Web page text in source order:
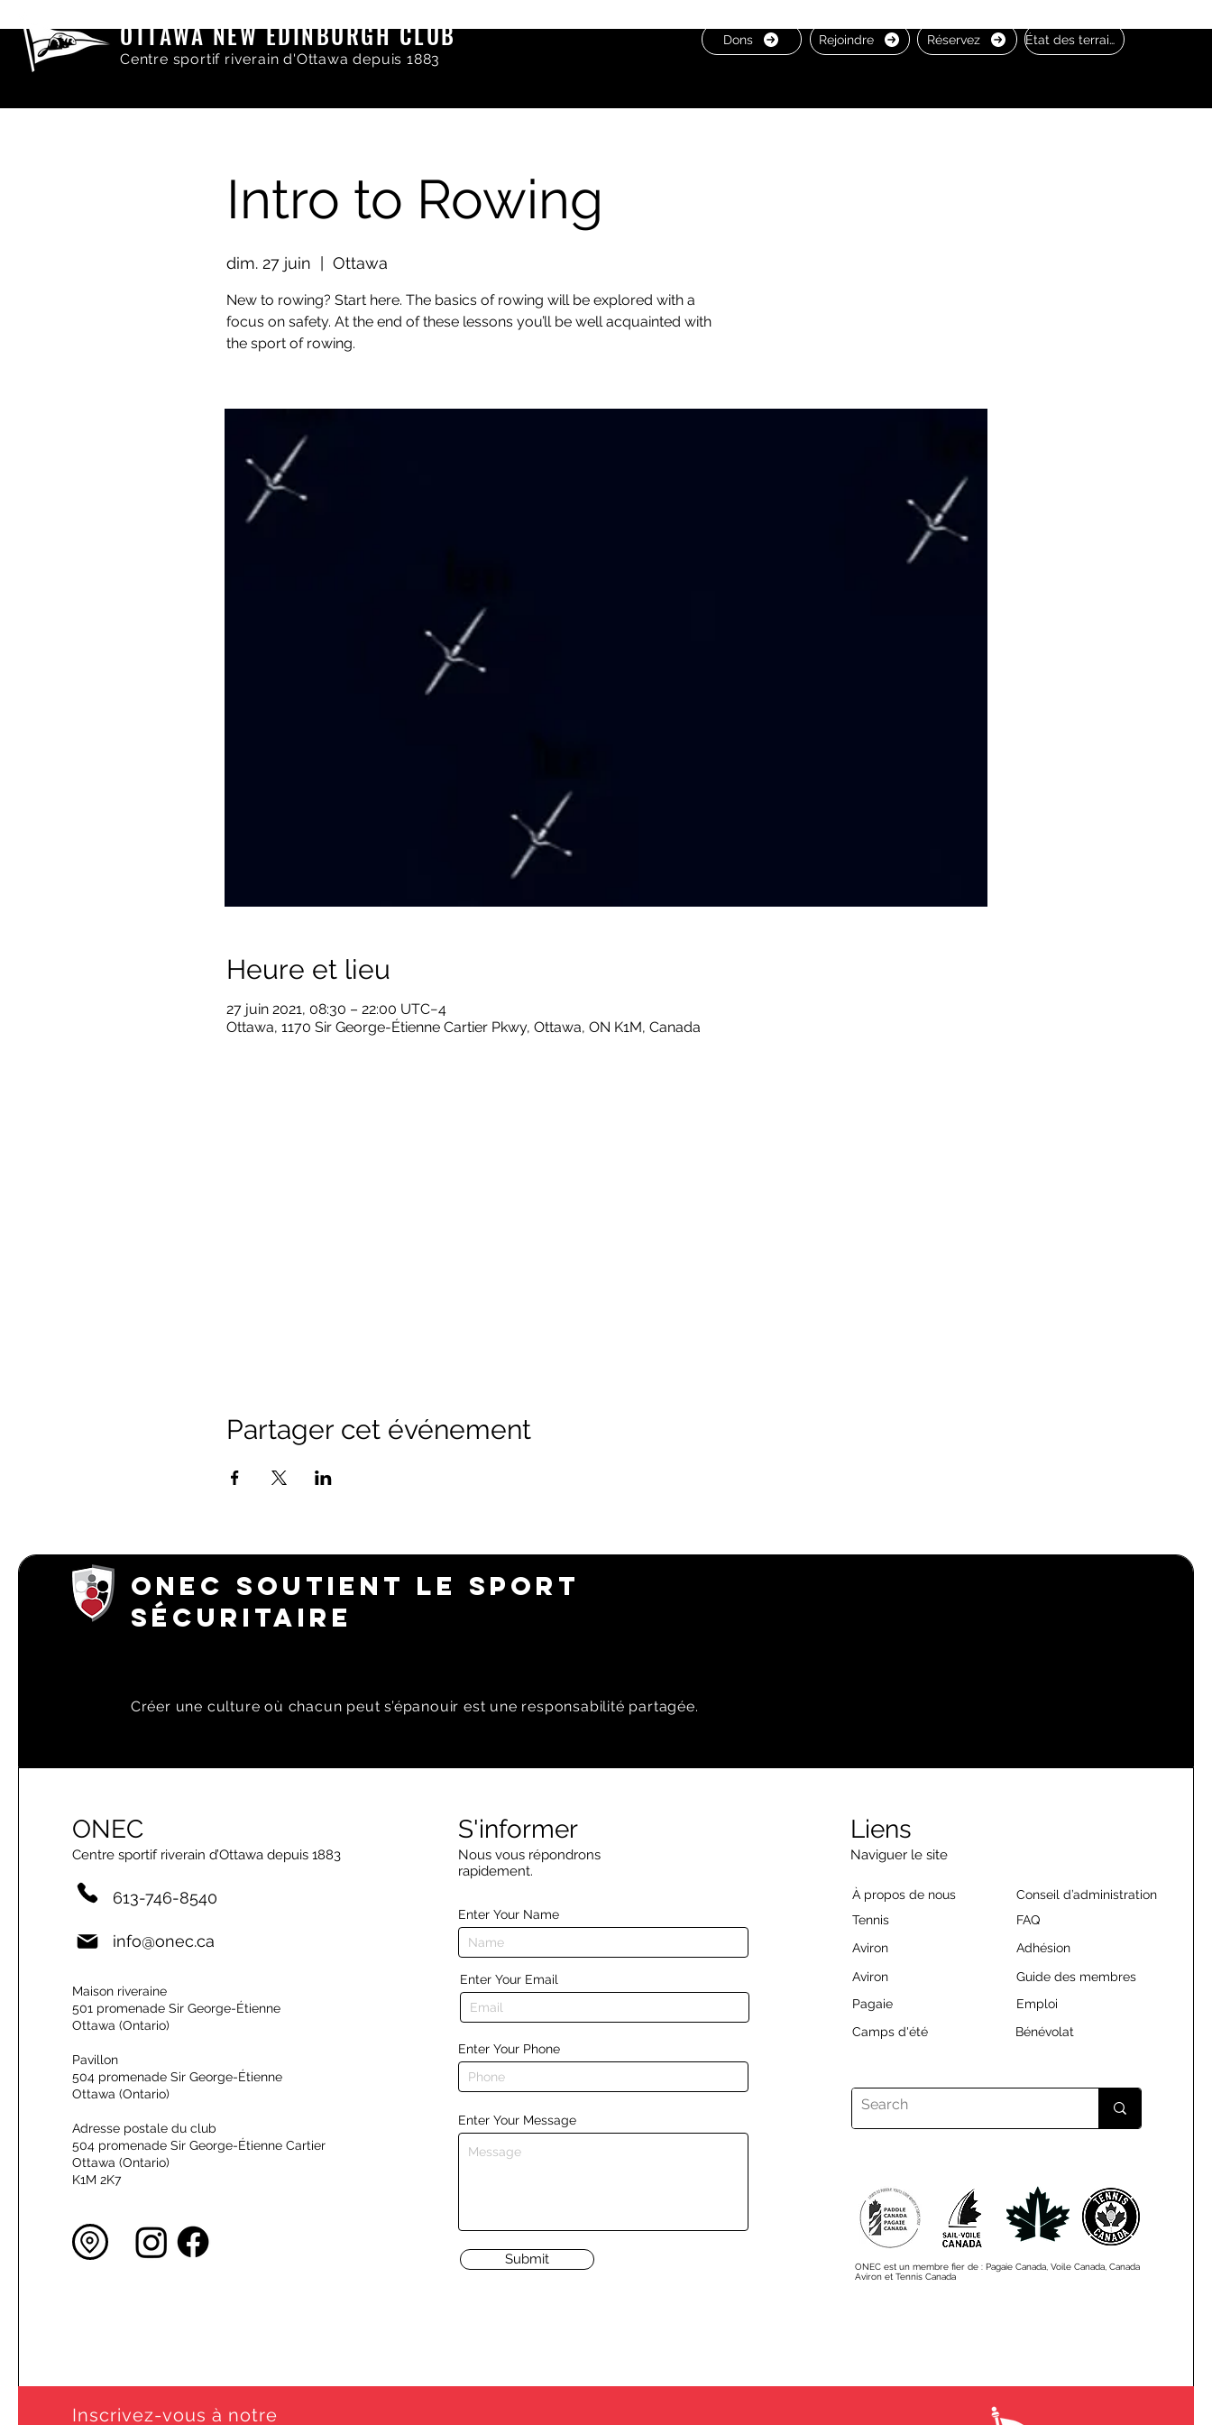
OTTAWA NEW EDINBURGH CLUB
Centre sportif riverain d'Ottawa depuis 1883
Dons Rejoindre Réservez État des terrains
Intro to Rowing
dim. 27 juin Ottawa
New to rowing? Start here. The basics of rowing will be explored with a
focus on safety. At the end of these lessons you’ll be well acquainted with
the sport of rowing.
Heure et lieu
27 juin 2021, 08:30 – 22:00 UTC−4
Ottawa, 1170 Sir George-Étienne Cartier Pkwy, Ottawa, ON K1M, Canada
Partager cet événement
ONEC SOUTIENT LE SPORT
SÉCURITAIRE
Créer une culture où chacun peut s’épanouir est une responsabilité partagée.
ONEC
Centre sportif riverain d’Ottawa depuis 1883
613-746-8540
info@onec.ca
Maison riveraine
501 promenade Sir George-Étienne
Ottawa (Ontario)
Pavillon
504 promenade Sir George-Étienne
Ottawa (Ontario)
Adresse postale du club
504 promenade Sir George-Étienne Cartier
Ottawa (Ontario)
K1M 2K7
S'informer
Nous vous répondrons
rapidement.
Enter Your Name
Enter Your Email
Enter Your Phone
Enter Your Message
Submit
Liens
Naviguer le site
À propos de nous
Tennis
Aviron
Aviron
Pagaie
Camps d'été
Conseil d’administration
FAQ
Adhésion
Guide des membres
Emploi
Bénévolat
ONEC est un membre fier de : Pagaie Canada, Voile Canada, Canada
Aviron et Tennis Canada
Inscrivez-vous à notre